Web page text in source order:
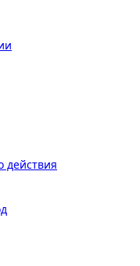
действия